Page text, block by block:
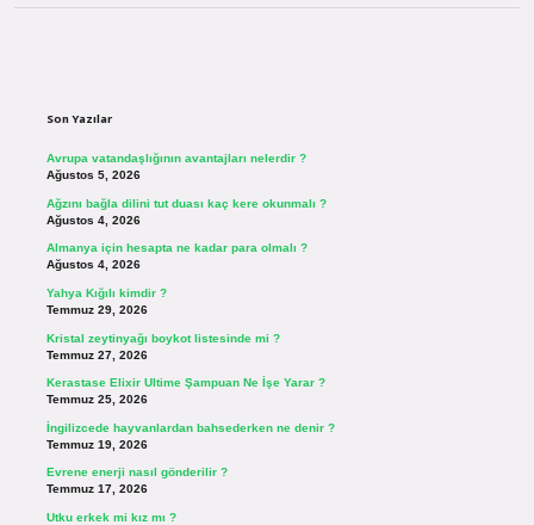
Son Yazılar
Avrupa vatandaşlığının avantajları nelerdir ?
Ağustos 5, 2026
Ağzını bağla dilini tut duası kaç kere okunmalı ?
Ağustos 4, 2026
Almanya için hesapta ne kadar para olmalı ?
Ağustos 4, 2026
Yahya Kığılı kimdir ?
Temmuz 29, 2026
Kristal zeytinyağı boykot listesinde mi ?
Temmuz 27, 2026
Kerastase Elixir Ultime Şampuan Ne İşe Yarar ?
Temmuz 25, 2026
İngilizcede hayvanlardan bahsederken ne denir ?
Temmuz 19, 2026
Evrene enerji nasıl gönderilir ?
Temmuz 17, 2026
Utku erkek mi kız mı ?